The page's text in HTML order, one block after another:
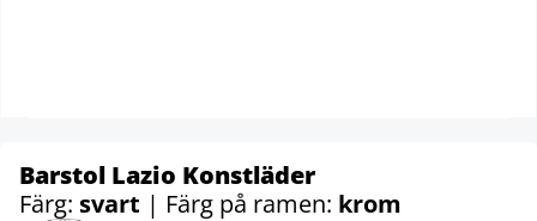
Barstol Lazio Konstläder
Färg: svart | Färg på ramen: krom